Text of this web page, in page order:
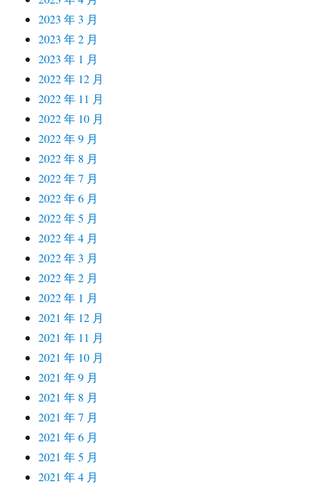
2023 年 3 月
2023 年 2 月
2023 年 1 月
2022 年 12 月
2022 年 11 月
2022 年 10 月
2022 年 9 月
2022 年 8 月
2022 年 7 月
2022 年 6 月
2022 年 5 月
2022 年 4 月
2022 年 3 月
2022 年 2 月
2022 年 1 月
2021 年 12 月
2021 年 11 月
2021 年 10 月
2021 年 9 月
2021 年 8 月
2021 年 7 月
2021 年 6 月
2021 年 5 月
2021 年 4 月